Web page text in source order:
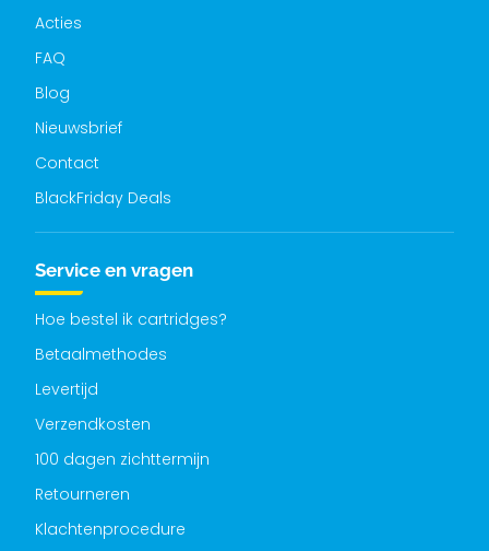
Acties
FAQ
Blog
Nieuwsbrief
Contact
BlackFriday Deals
Service en vragen
Hoe bestel ik cartridges?
Betaalmethodes
Levertijd
Verzendkosten
100 dagen zichttermijn
Retourneren
Klachtenprocedure